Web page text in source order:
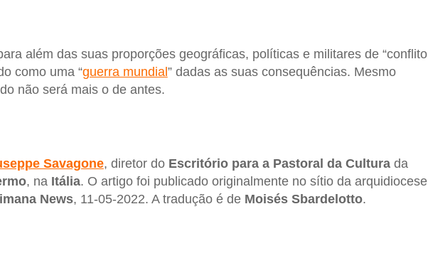
além das suas proporções geográficas, políticas e militares de “conflito
como uma “guerra mundial ” dadas as suas consequências. Mesmo
não será mais o de antes.
Savagone, diretor do Escritório para a Pastoral da Culturada
, na Itália. O artigo foi publicado originalmente no sítio da arquidiocese
News, 11-05-2022. A tradução é de Moisés Sbardelotto.